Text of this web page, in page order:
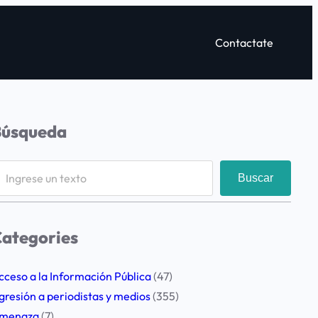
Contactate
Buscar
a la Información Pública(47)
a periodistas y medios(355)